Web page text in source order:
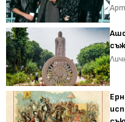
Арт